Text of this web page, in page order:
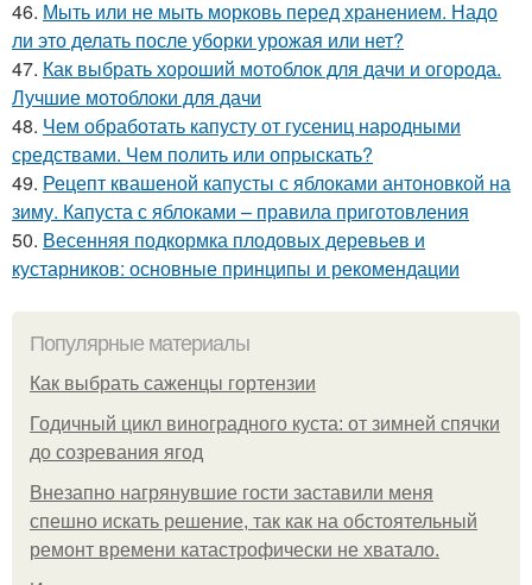
46. Мыть или не мыть морковь перед хранением. Надо
ли это делать после уборки урожая или нет?
47. Как выбрать хороший мотоблок для дачи и огорода.
Лучшие мотоблоки для дачи
48. Чем обработать капусту от гусениц народными
средствами. Чем полить или опрыскать?
49. Рецепт квашеной капусты с яблоками антоновкой на
зиму. Капуста с яблоками – правила приготовления
50. Весенняя подкормка плодовых деревьев и
кустарников: основные принципы и рекомендации
Популярные материалы
Как выбрать саженцы гортензии
Годичный цикл виноградного куста: от зимней спячки
до созревания ягод
Внезапно нагрянувшие гости заставили меня
спешно искать решение, так как на обстоятельный
ремонт времени катастрофически не хватало.